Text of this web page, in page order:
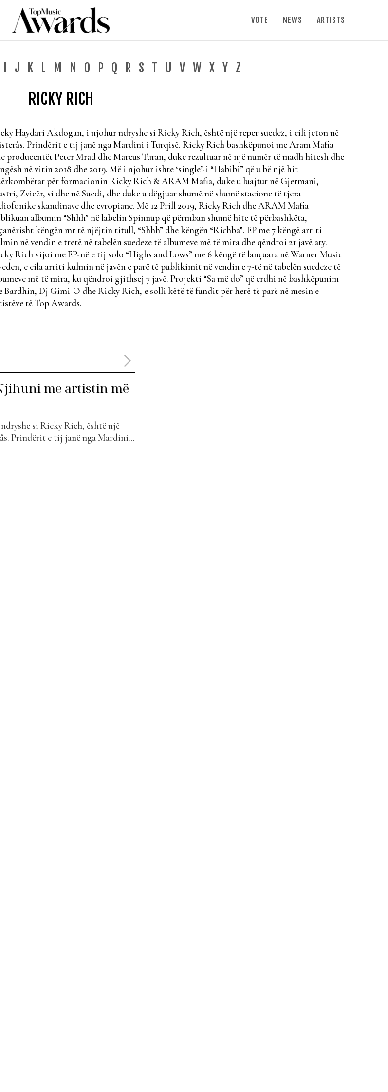
VOTE NEWS ARTISTS
J K L M N O P Q R S T U V W X Y Z
RICKY RICH
Haydari Akdogan, i njohur ndryshe si Ricky Rich, është një reper suedez, i cili jeton në
Prindërit e tij janë nga Mardini i Turqisë. Ricky Rich bashkëpunoi me Aram Mafia
producentët Peter Mrad dhe Marcus Turan, duke rezultuar në një numër të madh hitesh dhe
në vitin 2018 dhe 2019. Më i njohur ishte ‘single’-i “Habibi” që u bë një hit
për formacionin Ricky Rich & ARAM Mafia, duke u luajtur në Gjermani,
Zvicër, si dhe në Suedi, dhe duke u dëgjuar shumë në shumë stacione të tjera
skandinave dhe evropiane. Më 12 Prill 2019, Ricky Rich dhe ARAM Mafia
albumin “Shhh” në labelin Spinnup që përmban shumë hite të përbashkëta,
këngën mr të njëjtin titull, “Shhh” dhe këngën “Richba”. EP me 7 këngë arriti
në vendin e tretë në tabelën suedeze të albumeve më të mira dhe qëndroi 21 javë aty.
Rich vijoi me EP-në e tij solo “Highs and Lows” me 6 këngë të lançuara në Warner Music
e cila arriti kulmin në javën e parë të publikimit në vendin e 7-të në tabelën suedeze të
më të mira, ku qëndroi gjithsej 7 javë. Projekti “Sa më do” që erdhi në bashkëpunim
Bardhin, Dj Gimi-O dhe Ricky Rich, e solli këtë të fundit për herë të parë në mesin e
të Top Awards.
me artistin më
si Ricky Rich, është një
Prindërit e tij janë nga Mardini i